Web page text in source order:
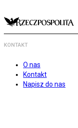
KONTAKT
O nas
Kontakt
Napisz do nas